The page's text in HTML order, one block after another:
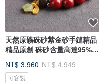
天然原礦硃砂紫金砂手鏈精品
精品原創 硃砂含量高達95%以
NT$ 3,960 NT$ 4,949
可客製